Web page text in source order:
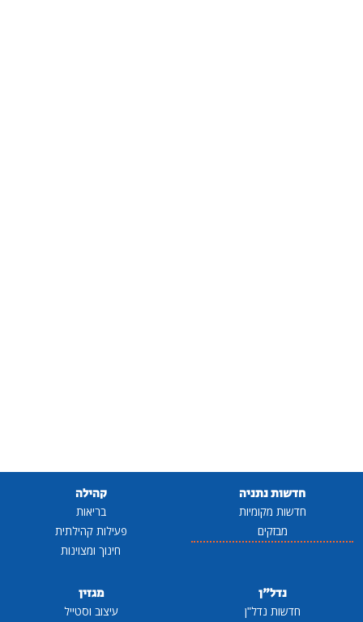
חדשות נתניה
חדשות מקומיות
מבזקים
קהילה
בריאות
פעילות קהילתית
חינוך ומצוינות
נדל"ן
חדשות נדל"ן
מגזין
עיצוב וסטייל